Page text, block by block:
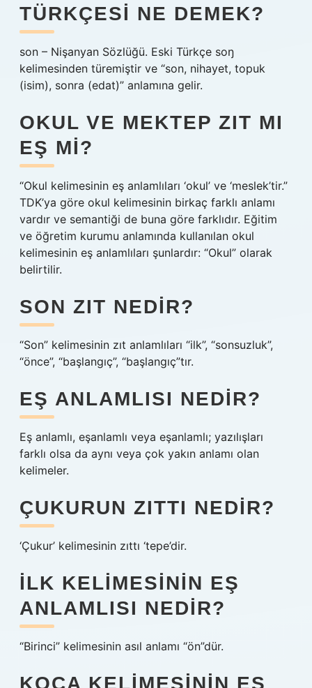
TÜRKÇESI NE DEMEK?
son – Nişanyan Sözlüğü. Eski Türkçe soŋ
kelimesinden türemiştir ve “son, nihayet, topuk
(isim), sonra (edat)” anlamına gelir.
OKUL VE MEKTEP ZIT MI
EŞ MI?
“Okul kelimesinin eş anlamlıları ‘okul’ ve ‘meslek’tir.”
TDK’ya göre okul kelimesinin birkaç farklı anlamı
vardır ve semantiği de buna göre farklıdır. Eğitim
ve öğretim kurumu anlamında kullanılan okul
kelimesinin eş anlamlıları şunlardır: “Okul” olarak
belirtilir.
SON ZIT NEDIR?
“Son” kelimesinin zıt anlamlıları “ilk”, “sonsuzluk”,
“önce”, “başlangıç”, “başlangıç”tır.
EŞ ANLAMLISI NEDIR?
Eş anlamlı, eşanlamlı veya eşanlamlı; yazılışları
farklı olsa da aynı veya çok yakın anlamı olan
kelimeler.
ÇUKURUN ZITTI NEDIR?
‘Çukur’ kelimesinin zıttı ‘tepe’dir.
İLK KELIMESININ EŞ
ANLAMLISI NEDIR?
“Birinci” kelimesinin asıl anlamı “ön”dür.
KOCA KELIMESININ EŞ